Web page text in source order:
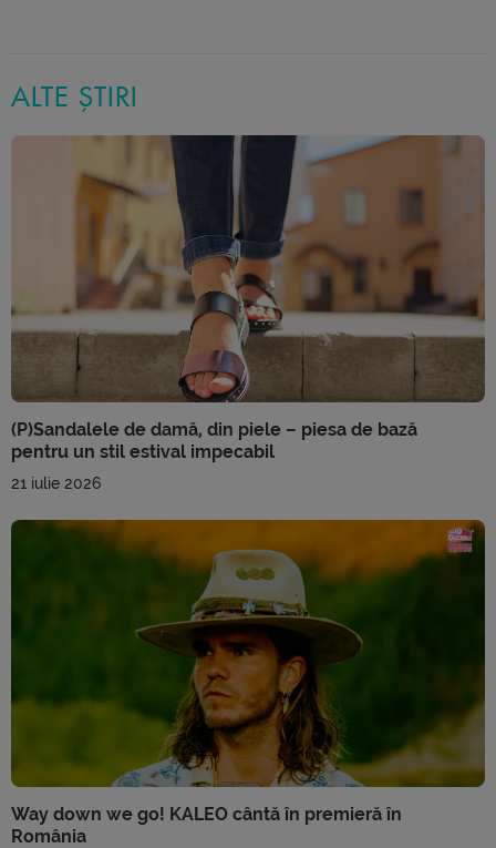
ALTE ȘTIRI
(P)Sandalele de damă, din piele – piesa de bază
pentru un stil estival impecabil
21 iulie 2026
Way down we go! KALEO cântă în premieră în
România